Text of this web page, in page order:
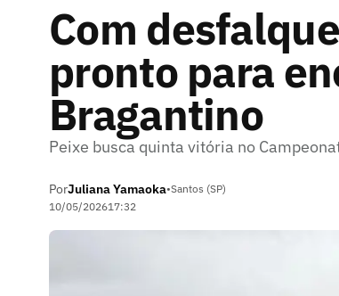
Com
pronto para
Bragantino
Peixe busca quinta vitória no
PorJuliana Yamaoka•Santos (SP)
10/05/202617:32